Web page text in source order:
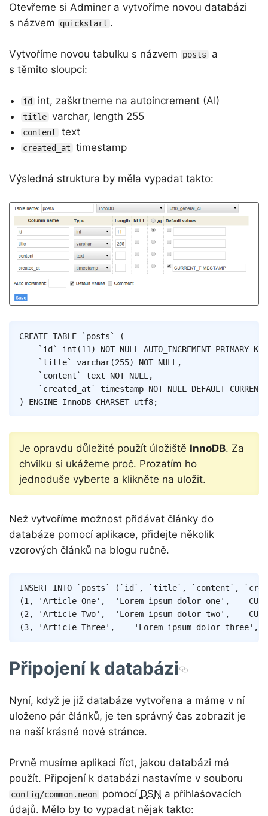
Otevřeme si Adminer a vytvoříme novou databázi
s názvem
quickstart .
Vytvoříme novou tabulku s názvem posts
a
s těmito sloupci:
id int, zaškrtneme na autoincrement (AI)
title varchar, length 255
content text
created_at timestamp
Výsledná struktura by měla vypadat takto:
CREATE TABLE ` posts `
(
` id ` int (11 ) NOT NULL AUTO_INCREMENT PRIMARY KEY
`title` varchar(255) NOT NULL ,
` content ` text NOT NULL ,
` created_at ` timestamp NOT NULL DEFAULT
)
ENGINE=InnoDB CHARSET=utf8;
Je opravdu důležité použít úložiště InnoDB. Za
chvilku si ukážeme proč. Prozatím ho
jednoduše vyberte a klikněte na uložit.
Než vytvoříme možnost přidávat články do
databáze pomocí aplikace, přidejte několik
vzorových článků na blogu ručně.
INSERT INTO ` posts ` ( ` id ` , `title` , ` content ` , `
(1, 'Article One' , 'Lorem ipsum dolor one' ,
(2, 'Article Two' , 'Lorem ipsum dolor two' ,
(3, 'Article Three' , 'Lorem ipsum dolor three' ,
Copy
Připojení k databázi
Nyní, když je již databáze vytvořena a máme v ní
uloženo pár článků, je ten správný čas zobrazit je
na naší krásné nové stránce.
Prvně musíme aplikaci říct, jakou databázi má
použít. Připojení k databázi nastavíme v souboru
config/common.neon pomocí DSN a přihlašovacích
údajů. Mělo by to vypadat nějak takto: